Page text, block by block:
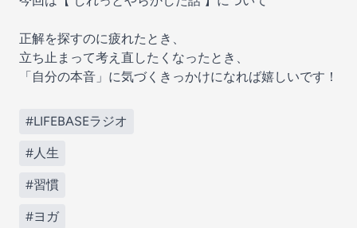
正解を探すのに疲れたとき、
立ち止まって考え直したくなったとき、
「自分の本音」に気づくきっかけになれば嬉しいです！
#LIFEBASEラジオ
#人生
#習慣
#ヨガ